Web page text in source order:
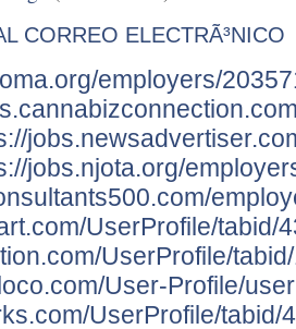
CORREO ELECTRÃ³NICO
employers/
jobs.njota.org/
UserProfile/tabid/
UserProfile/
User-Profile/
UserProfile/